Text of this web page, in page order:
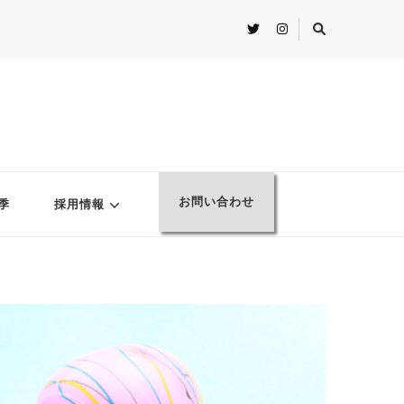
採用情報 お問い合わせ